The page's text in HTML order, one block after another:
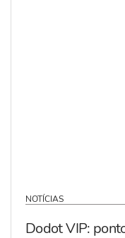
NOTÍCIAS
Dodot VIP: